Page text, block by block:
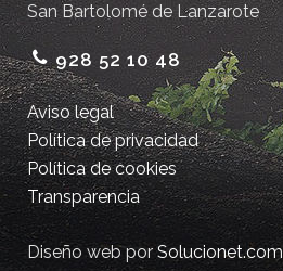
San Bartolomé de Lanzarote
928 52 10 48
Aviso legal
Política de privacidad
Política de cookies
Transparencia
Diseño web porSolucionet.com